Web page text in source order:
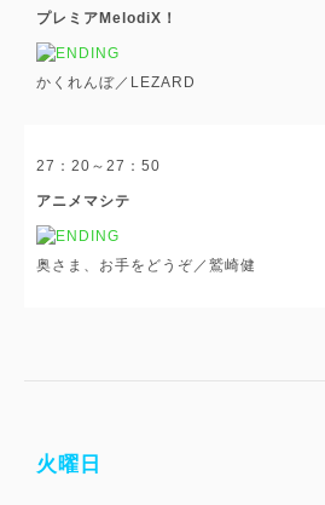
プレミアMelodiX！
かくれんぼ／LEZARD
27：20～27：50
アニメマシテ
奥さま、お手をどうぞ／鷲崎健
火曜日